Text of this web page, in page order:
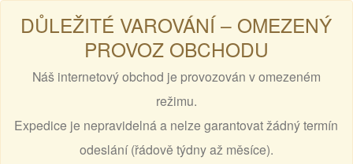
DŮLEŽITÉ VAROVÁNÍ – OMEZENÝ
PROVOZ OBCHODU
Náš internetový obchod je provozován v omezeném
režimu.
Expedice je nepravidelná a nelze garantovat žádný termín
odeslání (řádově týdny až měsíce).